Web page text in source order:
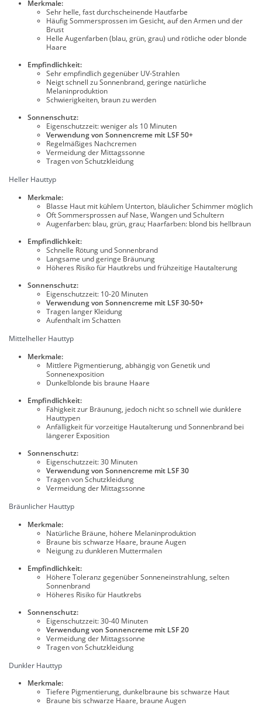
Merkmale:
Sehr helle, fast durchscheinende Hautfarbe
Häufig Sommersprossen im Gesicht, auf den Armen und der
Brust
Helle Augenfarben (blau, grün, grau) und rötliche oder blonde
Haare
Empfindlichkeit:
Sehr empfindlich gegenüber UV-Strahlen
Neigt schnell zu Sonnenbrand, geringe natürliche
Melaninproduktion
Schwierigkeiten, braun zu werden
Sonnenschutz:
Eigenschutzzeit: weniger als 10 Minuten
Verwendung von Sonnencreme mit LSF 50+
Regelmäßiges Nachcremen
Vermeidung der Mittagssonne
Tragen von Schutzkleidung
Heller Hauttyp
Merkmale:
Blasse Haut mit kühlem Unterton, bläulicher Schimmer möglich
Oft Sommersprossen auf Nase, Wangen und Schultern
Augenfarben: blau, grün, grau; Haarfarben: blond bis hellbraun
Empfindlichkeit:
Schnelle Rötung und Sonnenbrand
Langsame und geringe Bräunung
Höheres Risiko für Hautkrebs und frühzeitige Hautalterung
Sonnenschutz:
Eigenschutzzeit: 10-20 Minuten
Verwendung von Sonnencreme mit LSF 30-50+
Tragen langer Kleidung
Aufenthalt im Schatten
Mittelheller Hauttyp
Merkmale:
Mittlere Pigmentierung, abhängig von Genetik und
Sonnenexposition
Dunkelblonde bis braune Haare
Empfindlichkeit:
Fähigkeit zur Bräunung, jedoch nicht so schnell wie dunklere
Hauttypen
Anfälligkeit für vorzeitige Hautalterung und Sonnenbrand bei
längerer Exposition
Sonnenschutz:
Eigenschutzzeit: 30 Minuten
Verwendung von Sonnencreme mit LSF 30
Tragen von Schutzkleidung
Vermeidung der Mittagssonne
Bräunlicher Hauttyp
Merkmale:
Natürliche Bräune, höhere Melaninproduktion
Braune bis schwarze Haare, braune Augen
Neigung zu dunkleren Muttermalen
Empfindlichkeit:
Höhere Toleranz gegenüber Sonneneinstrahlung, selten
Sonnenbrand
Höheres Risiko für Hautkrebs
Sonnenschutz:
Eigenschutzzeit: 30-40 Minuten
Verwendung von Sonnencreme mit LSF 20
Vermeidung der Mittagssonne
Tragen von Schutzkleidung
Dunkler Hauttyp
Merkmale:
Tiefere Pigmentierung, dunkelbraune bis schwarze Haut
Braune bis schwarze Haare, braune Augen